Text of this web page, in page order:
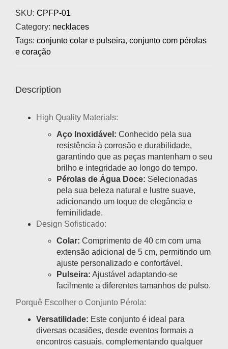
SKU: CPFP-01
Category: necklaces
Tags: conjunto colar e pulseira, conjunto com pérolas
e coração
Description
High Quality Materials:
Aço Inoxidável: Conhecido pela sua
resistência à corrosão e durabilidade,
garantindo que as peças mantenham o seu
brilho e integridade ao longo do tempo.
Pérolas de Água Doce: Selecionadas
pela sua beleza natural e lustre suave,
adicionando um toque de elegância e
feminilidade.
Design Sofisticado:
Colar: Comprimento de 40 cm com uma
extensão adicional de 5 cm, permitindo um
ajuste personalizado e confortável.
Pulseira: Ajustável adaptando-se
facilmente a diferentes tamanhos de pulso.
Porquê Escolher o Conjunto Pérola:
Versatilidade: Este conjunto é ideal para
diversas ocasiões, desde eventos formais a
encontros casuais, complementando qualquer